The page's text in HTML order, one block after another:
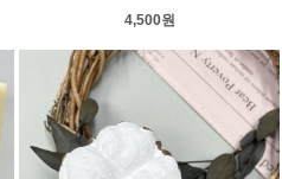
4,500원